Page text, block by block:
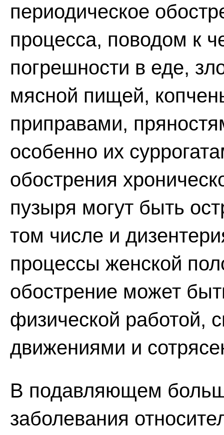
периодическое
процесса, поводом к
погрешности в еде,
мясной пищей,
приправами,
особенно их
обострения
пузыря могут быть
том числе и
процессы женской
обострение может
физической работой,
движениями и
В подавляющем
заболевания